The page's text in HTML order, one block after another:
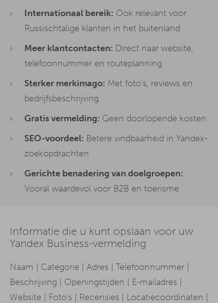
Internationaal bereik: Ook relevant voor
Russischtalige klanten in het buitenland
Meer klantcontacten: Direct naar website,
telefoonnummer en routeplanning
Sterker merkimago: Met foto's, reviews en
bedrijfsbeschrijving
Gratis vermelding: Geen doorlopende kosten
SEO-voordeel: Betere vindbaarheid in Yandex-
zoekopdrachten
Gerichte benadering van doelgroepen:
Vooral waardevol voor B2B en toerisme
Informatie die u kunt opslaan voor uw
Yandex Business-vermelding
Naam | Categorie | Adres | Telefoonnummer |
Beschrijving | Openingstijden | E-mailadres |
Website | Foto's | Recensies | Locatiecoördinaten |